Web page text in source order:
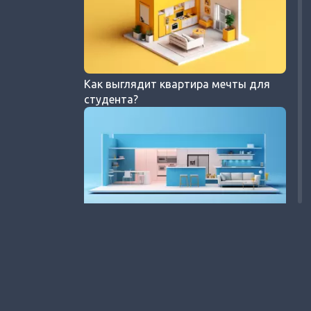
Как выглядит квартира мечты для
студента?